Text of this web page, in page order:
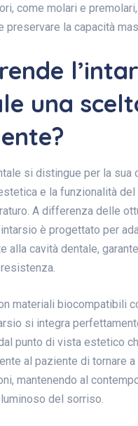
come molari e
preservare la capacità
una
si distingue per la sua
e la funzionalità
A differenza delle
è progettato per
alla cavità dentale,
materiali biocompatibili
si integra
punto di vista estetico
al paziente di tornare
mantenendo al
del sorriso.